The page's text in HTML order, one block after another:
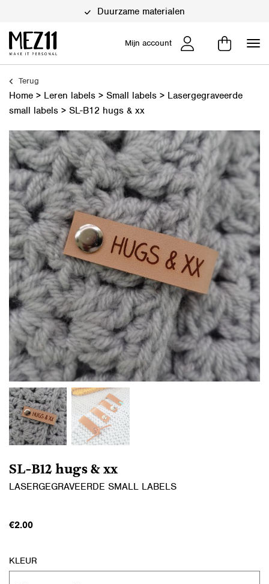
Duurzame materialen
Mijn account
Terug
Home > Leren labels > Small labels > Lasergegraveerde
small labels > SL-B12 hugs & xx
SL-B12 hugs & xx
LASERGEGRAVEERDE SMALL LABELS
€2.00
KLEUR